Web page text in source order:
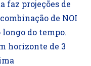
faz projeções de
de NOI
do tempo.
horizonte de 3